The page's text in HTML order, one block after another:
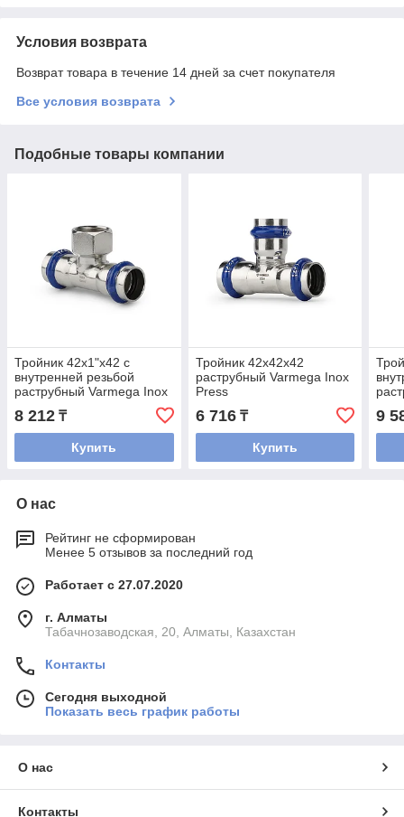
Условия возврата
Возврат товара в течение 14 дней за счет покупателя
Все условия возврата
Подобные товары компании
Тройник 42x1"x42 с
внутренней резьбой
раструбный Varmega Inox
8 212 ₸
Купить
Тройник 42x42x42
раструбный Varmega Inox
Press
6 716₸
Купить
9
О нас
Рейтинг не сформирован
Менее 5 отзывов за последний год
Работает с 27.07.2020
г. Алматы
Табачнозаводская, 20, Алматы, Казахстан
Контакты
Сегодня выходной
Показать весь график работы
О нас
Контакты